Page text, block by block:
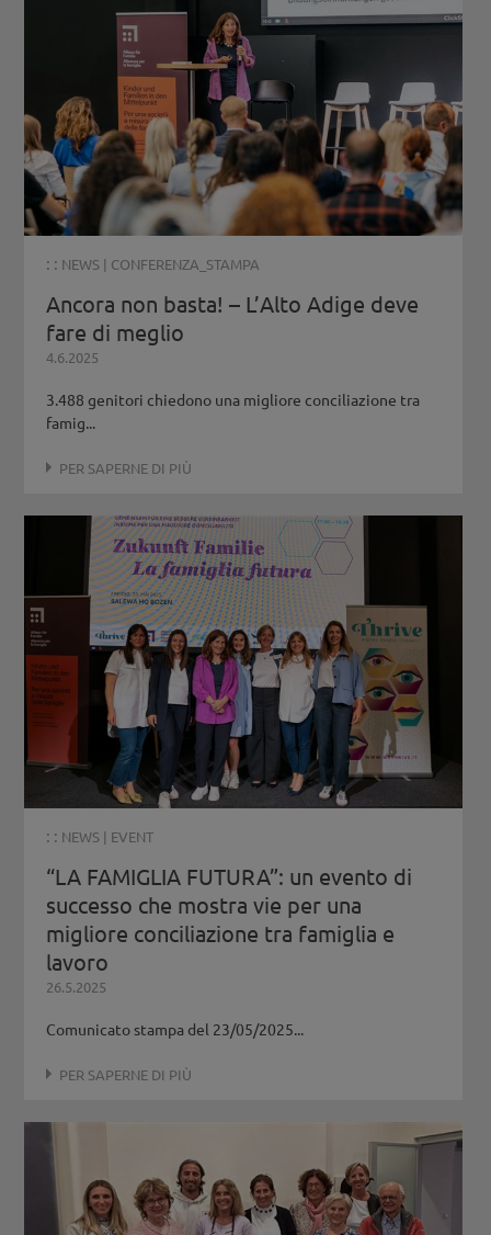
: : NEWS | CONFERENZA_STAMPA
Ancora non basta! – L’Alto Adige deve
fare di meglio
4.6.2025
3.488 genitori chiedono una migliore conciliazione tra
famig...
PER SAPERNE DI PIÙ
: : NEWS | EVENT
“LA FAMIGLIA FUTURA”: un evento di
successo che mostra vie per una
migliore conciliazione tra famiglia e
lavoro
26.5.2025
Comunicato stampa del 23/05/2025...
PER SAPERNE DI PIÙ